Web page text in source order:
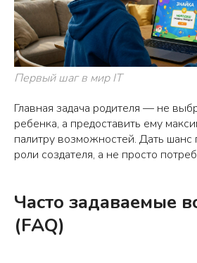
Первый шаг в мир IT
Главная задача родителя — не
ребенка, а предоставить ему
палитру возможностей. Дать шанс
роли создателя, а не просто
Часто задаваемые
(FAQ)